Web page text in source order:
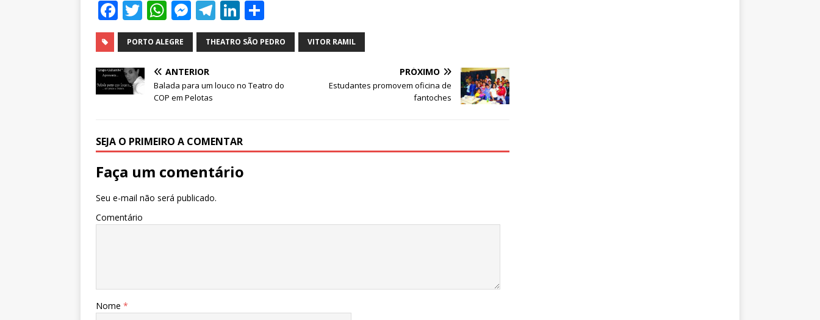
F
a
c
e
b
k
T
w
it
te
r
W
h
at
s
A
p
M
e
ss
e
n
g
r
T
el
e
ra
Li
n
k
dI
h
ar
PORTO ALEGRE THEATRO SÃO PEDRO VITOR RAMIL
ANTERIOR
Balada para um louco no Teatro do
COP em Pelotas
PRÓXIMO
Estudantes promovem oficina de
fantoches
SEJA O PRIMEIRO A COMENTAR
Faça um comentário
Seu e-mail não será publicado.
Comentário
Nome *